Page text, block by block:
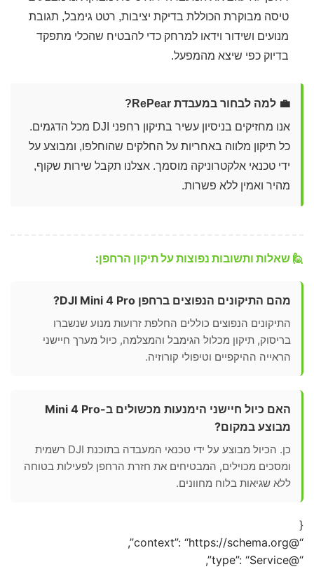
טיסה מבוקרת הכוללת בדיקת יציבות, רטט גימבל, תגובת
מנועים ושידור וידאו למרחק כדי להבטיח שהכלי מתפקד
בדיוק כפי שיצא מהמפעל.
💼 למה לבחור במעבדת RePear?
אנו מחזיקים בניסיון עשיר בתיקון רחפני DJI מכל הדגמים.
כל תיקון מלווה באחריות על החלקים שהוחלפו, ומבוצע על
ידי טכנאי אלקטרוניקה מוסמך. אצלנו תקבל שירות שקוף,
מהיר ואמין ללא פשרות.
🙋 שאלות ותשובות נפוצות על תיקון הרחפן:
מהם התיקונים הנפוצים ברחפן DJI Mini 4 Pro?
התיקונים הנפוצים כוללים החלפת זרועות מנוע שנשברו
בריסוק, תיקון מכלול הגימבל והמצלמה, כיול מערך חיישני
הראייה ההיקפיים וטיפולי קורוזיה.
האם כיול חיישני הימנעות מכשולים ב-Mini 4 Pro
מבוצע במקום?
כן. הכיול מבוצע על ידי טכנאי המעבדה בתוכנת DJI רשמית
ומסכים מכוילים, המבטיחים את חזרת הרחפן לפעילות בטוחה
ללא שגיאות בלוח מחוונים.
{
“@context”: “https://schema.org”,
“@type”: “Service”,